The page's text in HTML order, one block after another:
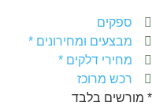
ספקים
מבצעים ומחירונים *
מחירי דלקים *
רכש מרוכז
* מורשים בלבד